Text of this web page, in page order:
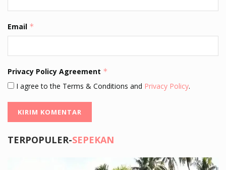
Email *
Privacy Policy Agreement *
I agree to the Terms & Conditions and Privacy Policy.
TERPOPULER-SEPEKAN